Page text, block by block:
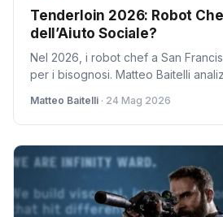
Tenderloin 2026: Robot
dell’Aiuto Sociale?
Nel 2026, i robot chef a San
per i bisognosi. Matteo Baitelli
Matteo Baitelli · 24 Mag 2026